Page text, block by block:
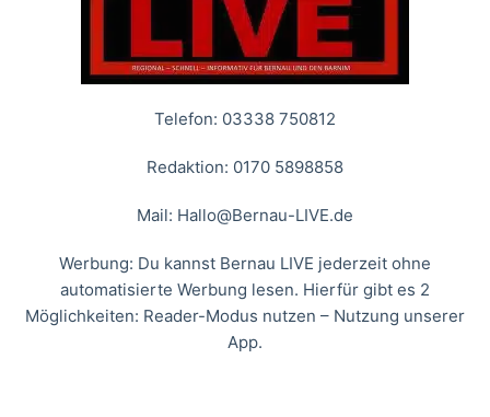
Telefon: 03338 750812
Redaktion: 0170 5898858
Mail: Hallo@Bernau-LIVE.de
Werbung: Du kannst Bernau LIVE jederzeit ohne
automatisierte Werbung lesen. Hierfür gibt es 2
Möglichkeiten: Reader-Modus nutzen – Nutzung unserer
App.